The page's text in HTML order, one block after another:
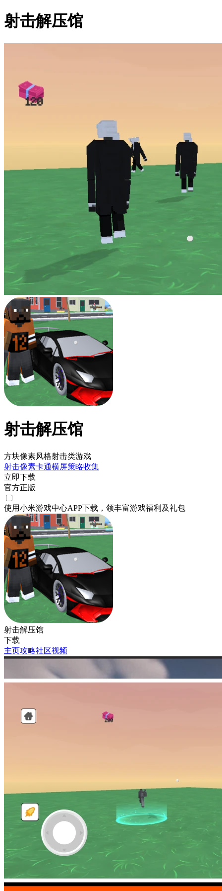
射击解压馆
射击解压馆
方块像素风格射击类游戏
射击像素卡通横屏策略收集
立即下载
官方正版
使用小米游戏中心APP下载 ，领丰富游戏福利 及礼包
射击解压馆
下载
主页攻略社区视频